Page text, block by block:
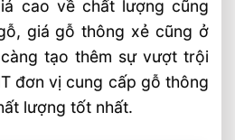
cao về chất lượng cũng
giá gỗ thông xẻ cũng ở
tạo thêm sự vượt trội
đơn vị cung cấp gỗ thông
lượng tốt nhất.